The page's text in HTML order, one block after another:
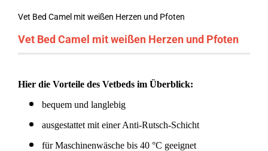
Vet Bed Camel mit weißen Herzen und Pfoten
Vet Bed Camel mit weißen Herzen und Pfoten
Hier die Vorteile des Vetbeds im Überblick:
bequem und langlebig
ausgestattet mit einer Anti-Rutsch-Schicht
für Maschinenwäsche bis 40 °C geeignet